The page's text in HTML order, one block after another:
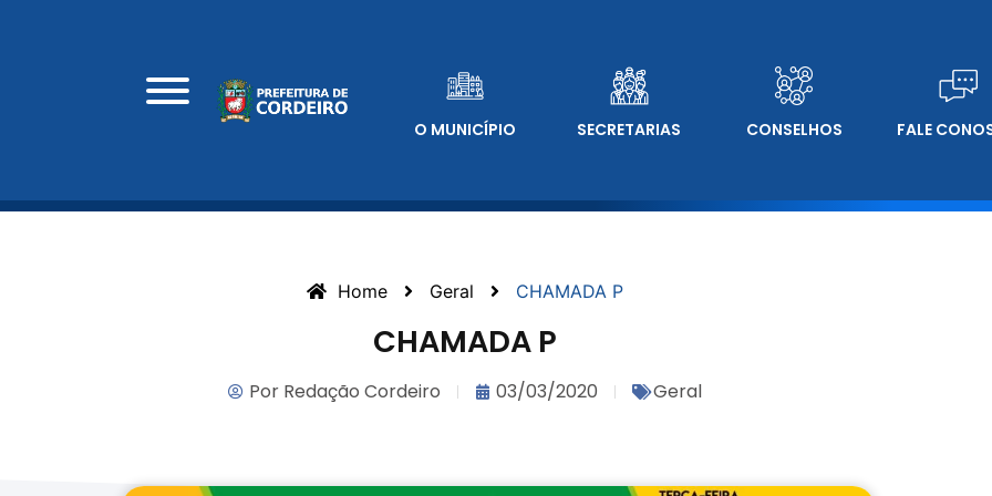
O MUNICÍPIO SECRETARIAS CONSELHOS FALE
Home Geral CHAMADA P
CHAMADA P
Por Redação Cordeiro 03/03/2020 Geral